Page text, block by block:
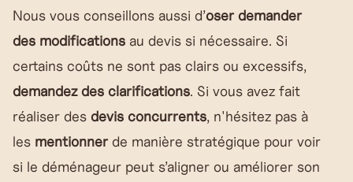
Nous vous conseillons aussi d’oser demander
des modifications au devis si nécessaire. Si
certains coûts ne sont pas clairs ou excessifs,
demandez des clarifications. Si vous avez fait
réaliser des devis concurrents, n'hésitez pas à
les mentionner de manière stratégique pour voir
si le déménageur peut s’aligner ou améliorer son